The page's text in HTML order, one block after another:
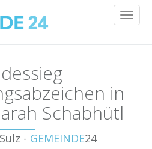
in
Schabhütl
- GEMEINDE24